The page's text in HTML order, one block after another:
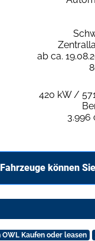
ab ca.
420 kW /
3.996
können
OWL Kaufen oder leasen